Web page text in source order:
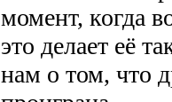
момент, когда
это делает её
нам о том, что